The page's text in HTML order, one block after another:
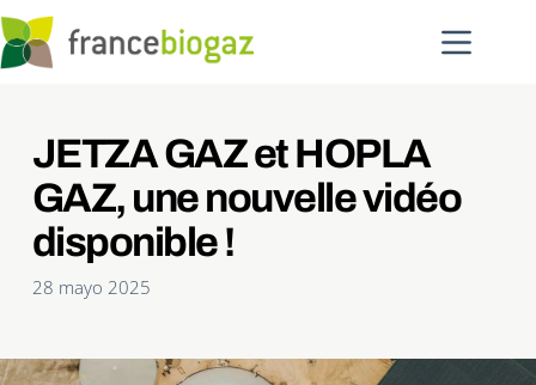
al
contenido
JETZA GAZ et HOPLA
GAZ, une nouvelle vidéo
disponible !
28 mayo 2025